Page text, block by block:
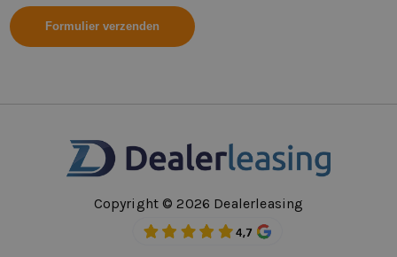
Copyright © 2026 Dealerleasing